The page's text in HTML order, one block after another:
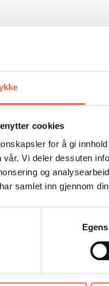
cookies
for å gi
Vi deler dessuten
og
samlet inn gjennom
Safe
i ulike